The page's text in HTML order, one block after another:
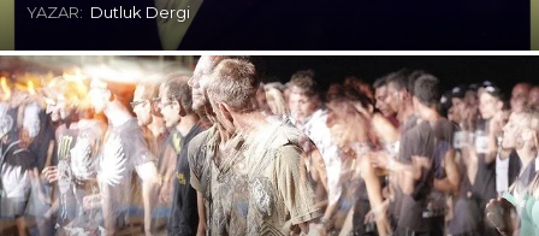
YAZAR: Dutluk Dergi